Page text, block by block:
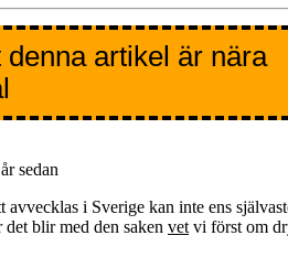
artikel är nära